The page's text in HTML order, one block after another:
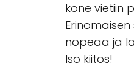
kone vietiin
nopeaa ja
Iso kiitos!